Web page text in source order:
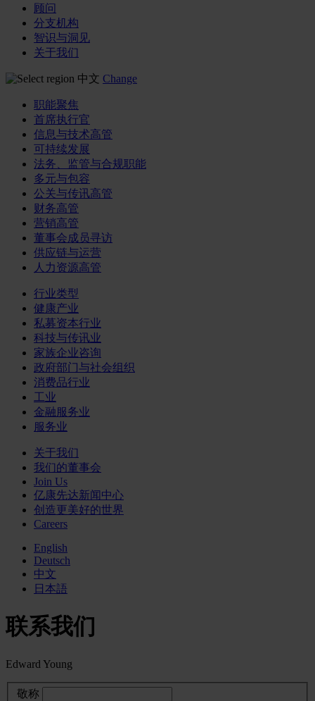
顾问
分支机构
智识与洞见
关于我们
中文 Change
职能聚焦
首席执行官
信息与技术高管
可持续发展
法务、监管与合规职能
多元与包容
公关与传讯高管
财务高管
营销高管
董事会成员寻访
供应链与运营
人力资源高管
行业类型
健康产业
私募资本行业
科技与传讯业
家族企业咨询
政府部门与社会组织
消费品行业
工业
金融服务业
服务业
关于我们
我们的董事会
Join Us
亿康先达新闻中心
创造更美好的世界
Careers
English
Deutsch
中文
日本語
联系我们
Edward Young
敬称